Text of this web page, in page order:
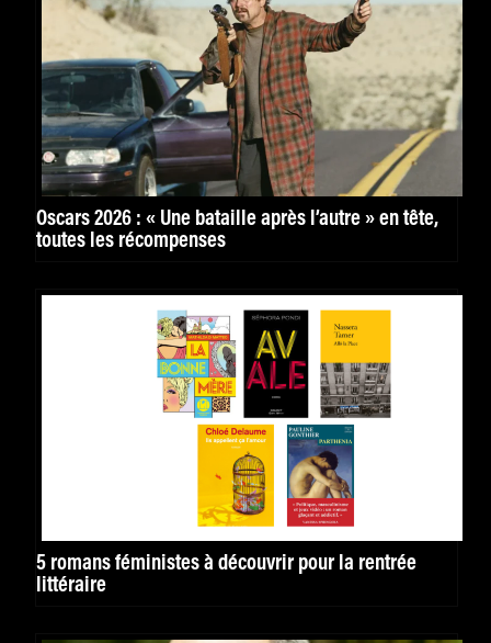
Oscars 2026 : « Une bataille après l’autre » en tête,
toutes les récompenses
5 romans féministes à découvrir pour la rentrée
littéraire